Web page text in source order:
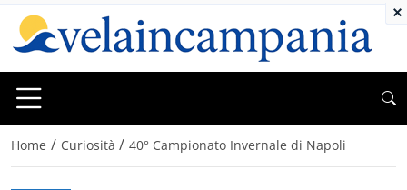
Home / Curiosità / 40° Campionato Invernale di Napoli
×